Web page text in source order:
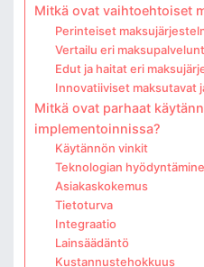
Mitkä ovat vaihtoehtoiset
Perinteiset
Vertailu eri
Edut ja haitat eri
Innovatiiviset maksutavat
Mitkä ovat parhaat
implementoinnissa?
Käytännön vinkit
Teknologian
Asiakaskokemus
Tietoturva
Integraatio
Lainsäädäntö
Kustannustehokkuus